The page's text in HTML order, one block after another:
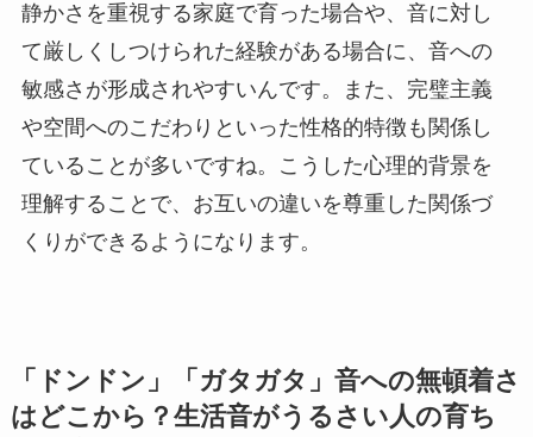
静かさを重視する家庭で育った場合や、音に対し
て厳しくしつけられた経験がある場合に、音への
敏感さが形成されやすいんです。また、完璧主義
や空間へのこだわりといった性格的特徴も関係し
ていることが多いですね。こうした心理的背景を
理解することで、お互いの違いを尊重した関係づ
くりができるようになります。
「ドンドン」「ガタガタ」音への無頓着さ
はどこから？生活音がうるさい人の育ち